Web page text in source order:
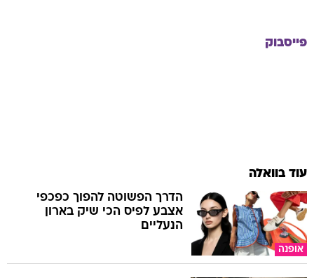
פייסבוק
עוד בוואלה
אופנה
הדרך הפשוטה להפוך כפכפי
אצבע לפיס הכי שיק בארון
הנעליים